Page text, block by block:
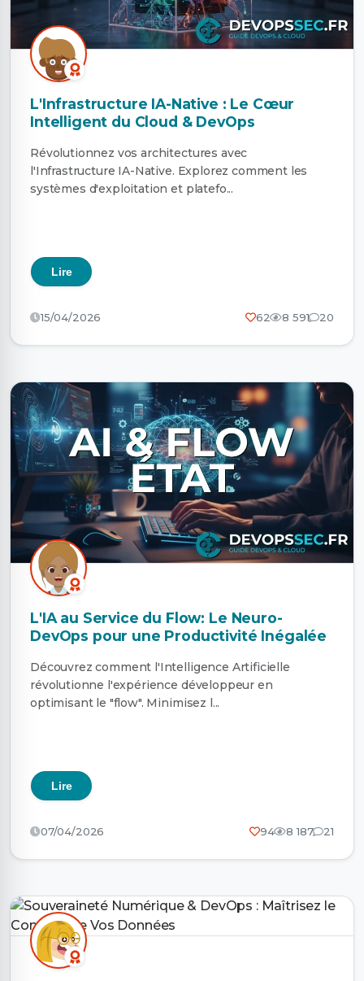
L'Infrastructure IA-Native : Le Cœur
Intelligent du Cloud & DevOps
Révolutionnez vos architectures avec
l'Infrastructure IA-Native. Explorez comment les
systèmes d'exploitation et platefo...
Lire
15/04/2026 62 8 591 20
L'IA au Service du Flow: Le Neuro-
DevOps pour une Productivité Inégalée
Découvrez comment l'Intelligence Artificielle
révolutionne l'expérience développeur en
optimisant le "flow". Minimisez l...
Lire
07/04/2026 94 8 187 21